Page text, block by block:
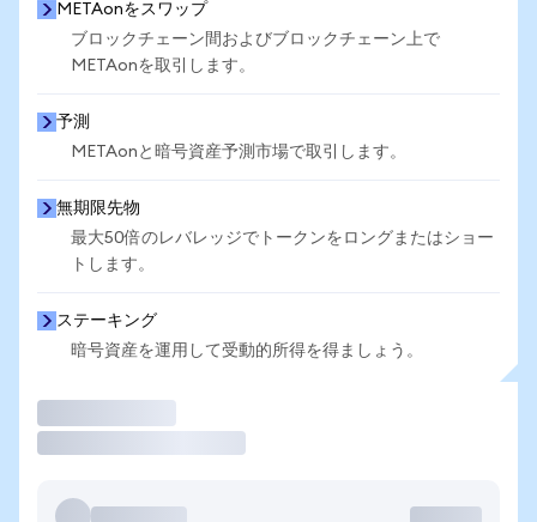
METAonをスワップ
ブロックチェーン間およびブロックチェーン上で
METAonを取引します。
予測
METAonと暗号資産予測市場で取引します。
無期限先物
最大50倍のレバレッジでトークンをロングまたはショー
トします。
ステーキング
暗号資産を運用して受動的所得を得ましょう。